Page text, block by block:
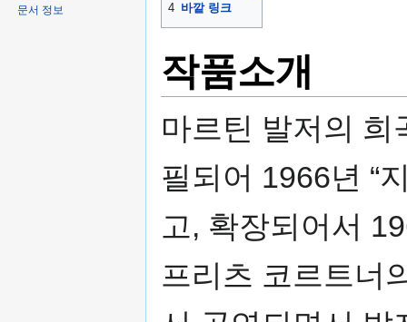
4 바깥 링크
작품소개
마르틴 발저의 희
필되어 1966년 “
고, 확장되어서
프리츠 코르트너
문서 정보